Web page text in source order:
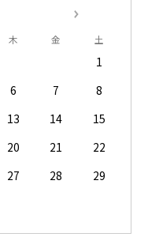
木 金 土
1
6 7
8
13 14
15
20 21
22
27 28
29